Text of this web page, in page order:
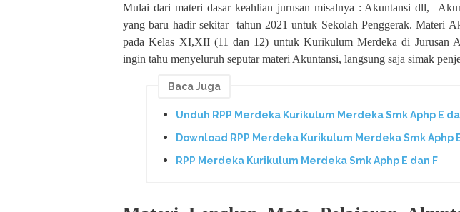
Mulai dari materi dasar keahlian jurusan misalnya : Akuntansi dll,
yang baru hadir sekitar tahun 2021 untuk Sekolah Penggerak. Materi
pada Kelas XI,XII (11 dan 12) untuk Kurikulum Merdeka di Jurusan
ingin tahu menyeluruh seputar materi Akuntansi, langsung saja simak
Baca Juga
Unduh RPP Merdeka Kurikulum Merdeka Smk Aphp E
Download RPP Merdeka Kurikulum Merdeka Smk Aphp
RPP Merdeka Kurikulum Merdeka Smk Aphp E dan F